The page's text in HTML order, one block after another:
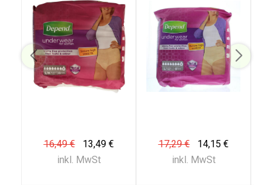
16,49 €
13,49 €
inkl. MwSt
17,29 €
14,15 €
inkl. MwSt